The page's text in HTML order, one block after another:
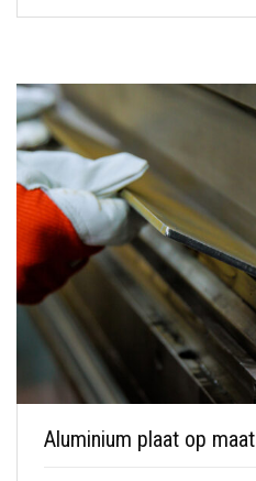
Aluminium plaat op maat